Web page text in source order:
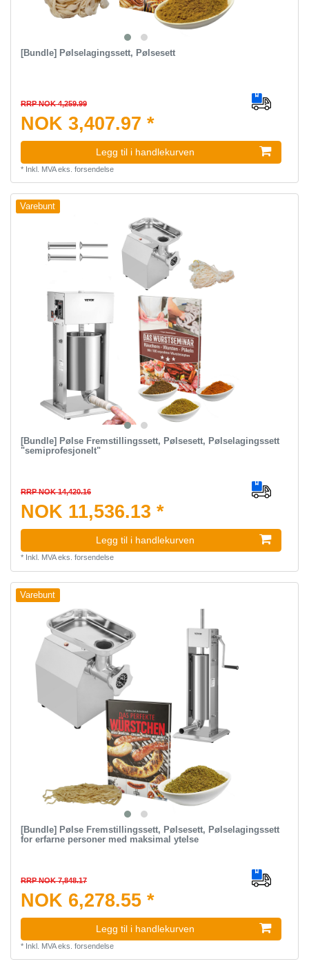
[Bundle] Pølselagingssett, Pølsesett
RRP NOK 4,259.99
NOK 3,407.97 *
Legg til i handlekurven
* Inkl. MVAeks. forsendelse
Varebunt
[Bundle] Pølse Fremstillingssett, Pølsesett, Pølselagingssett
"semiprofesjonelt"
RRP NOK 14,420.16
NOK 11,536.13 *
Legg til i handlekurven
* Inkl. MVAeks. forsendelse
Varebunt
[Bundle] Pølse Fremstillingssett, Pølsesett, Pølselagingssett
for erfarne personer med maksimal ytelse
RRP NOK 7,848.17
NOK 6,278.55 *
Legg til i handlekurven
* Inkl. MVAeks. forsendelse